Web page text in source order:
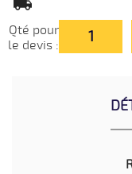
Qté pour
le devis :